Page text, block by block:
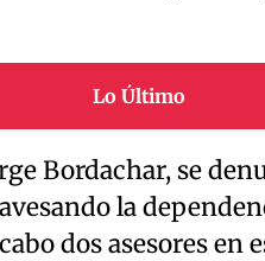
Lo Último
Bordachar, se
la
dos asesores en